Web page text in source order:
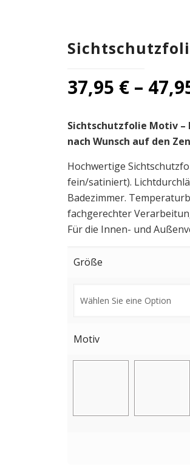
37,95 € –
Sichtschutzfolie Motiv –
nach Wunsch auf den
Hochwertige
fein/satiniert).
Badezimmer.
fachgerechter
Für die Innen- und
Größe
Motiv